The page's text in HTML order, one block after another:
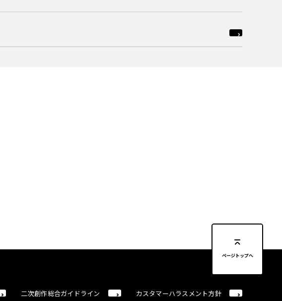
ページトップへ
二次創作総合ガイドライン カスタマーハラスメント方針